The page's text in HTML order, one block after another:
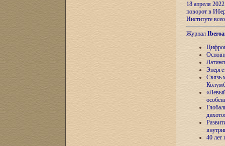
18 апреля
поворот в
Институте
Журнал
Связь
40 лет